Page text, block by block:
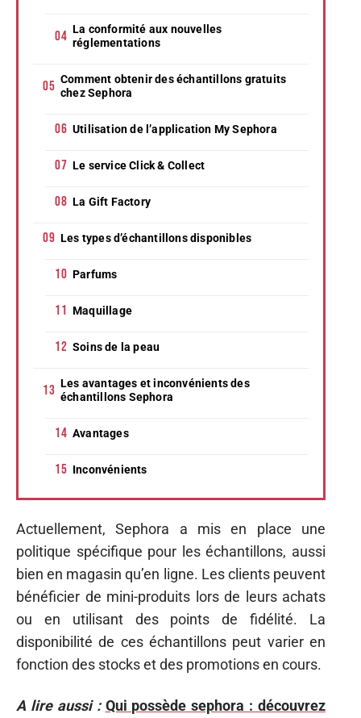
La conformité aux nouvelles
réglementations
Comment obtenir des échantillons gratuits
chez Sephora
Utilisation de l’application My Sephora
Le service Click & Collect
La Gift Factory
Les types d’échantillons disponibles
Parfums
Maquillage
Soins de la peau
Les avantages et inconvénients des
échantillons Sephora
Avantages
Inconvénients
Actuellement, Sephora a mis en place une
politique spécifique pour les échantillons, aussi
bien en magasin qu’en ligne. Les clients peuvent
bénéficier de mini-produits lors de leurs achats
ou en utilisant des points de fidélité. La
disponibilité de ces échantillons peut varier en
fonction des stocks et des promotions en cours.
A lire aussi : Qui possède sephora : découvrez